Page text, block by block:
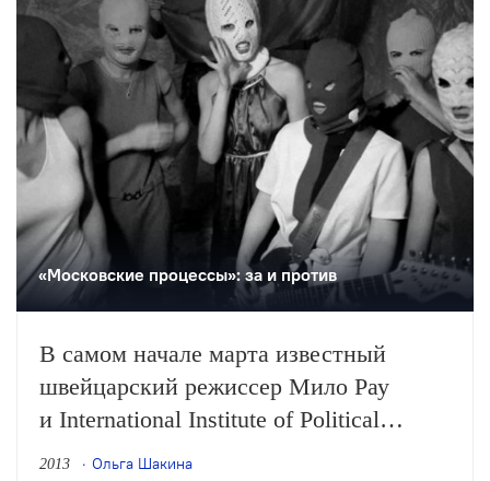
«Московские процессы»: за и против
В самом начале марта известный
швейцарский режиссер Мило Рау
и International Institute of Political
murder представили в Москве свой
2013
Ольга Шакина